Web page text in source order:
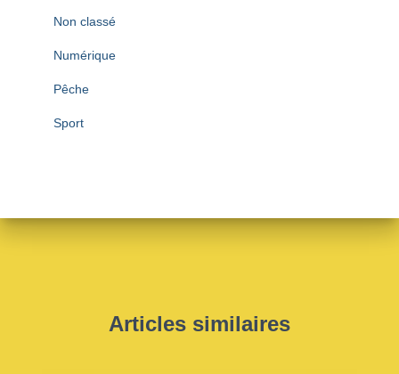
Non classé
Numérique
Pêche
Sport
Articles similaires